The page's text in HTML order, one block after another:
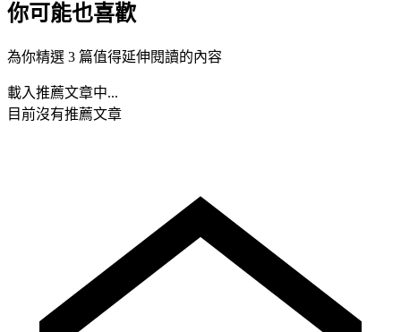
你可能也喜歡
為你精選 3 篇值得延伸閱讀的內容
載入推薦文章中...
目前沒有推薦文章